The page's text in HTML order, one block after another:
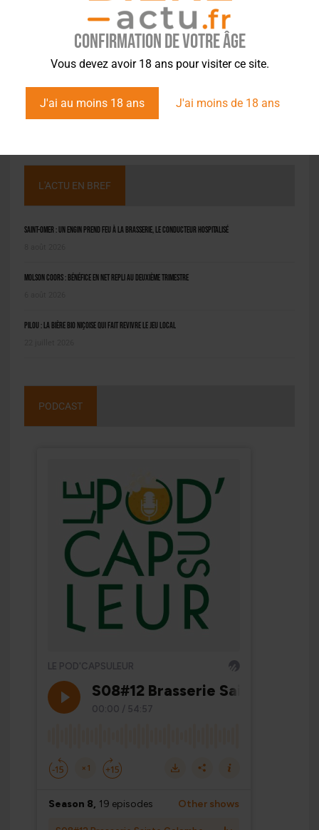
Confirmation de votre âge
Vous devez avoir 18 ans pour visiter ce site.
J'ai au moins 18 ans J'ai moins de 18 ans
L'ACTU EN BREF
Saint-Omer : un engin prend feu à la brasserie, le conducteur hospitalisé
Molson Coors : bénéfice en net repli au deuxième trimestre
Pilou : la bière bio niçoise qui fait revivre le jeu local
PODCAST